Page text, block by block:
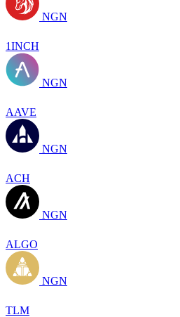
NGN
1INCH
NGN
AAVE
NGN
ACH
NGN
ALGO
NGN
TLM